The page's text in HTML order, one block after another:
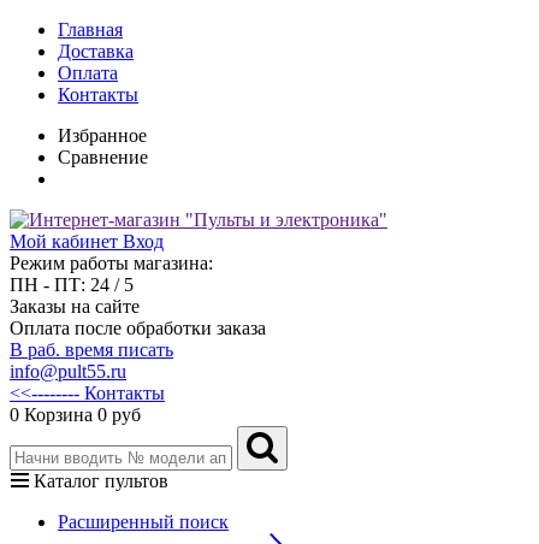
Главная
Доставка
Оплата
Контакты
Избранное
Сравнение
Мой кабинет Вход
Режим работы магазина:
ПН - ПТ: 24 / 5
Заказы на сайте
Оплата после обработки заказа
В раб. время писать
info@pult55.ru
<<-------- Контакты
0 Корзина 0 руб
Каталог пультов
Расширенный поиск